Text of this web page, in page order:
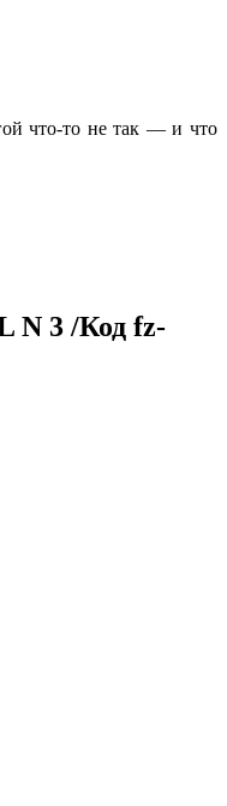
что-то не так — и что
N 3 /Код fz-